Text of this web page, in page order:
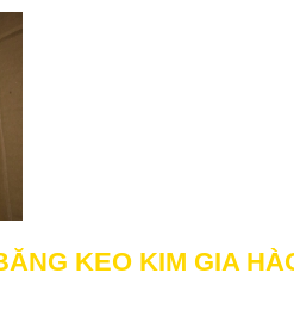
KEO KIM GIA